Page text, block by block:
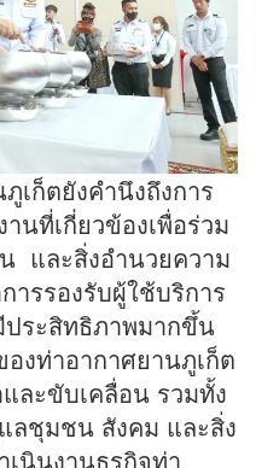
เก็ตยังคำนึงถึงการ
นที่เกี่ยวข้องเพื่อร่วม
และสิ่งอำนวยความ
ารรองรับผู้ใช้บริการ
ระสิทธิภาพมากขึ้น
งท่าอากาศยานภูเก็ต
ละขับเคลื่อน รวมทั้ง
ลชุมชน สังคม และสิ่ง
นินงานธุรกิจท่า